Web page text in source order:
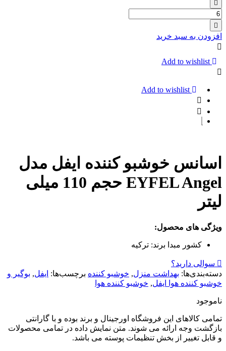
تعداد:
نمک
ماشین
ظرفشویی
فینیش
مدلfinish
Spezial-
وزن
1200
افزودن به سبد خرید
Add to wishlist
Add to wishlist
اسانس خوشبو کننده ایفل مدل
EYFEL Angel حجم 110 میلی
لیتر
ویژگی های محصول:
کشور مبدا برند: ترکیه
سوالی دارید؟
دسته‌بندی‌ها: بهداشت منزل, خوشبو کننده برچسب‌ها: ایفل, بوگیر و
خوشبو کننده هوا ایفل, خوشبو کننده هوا
ناموجود
تمامی کالاهای این فروشگاه اورجینال و برند بوده و با گارانتی
بازگشت وجه ارائه می شوند. متن نمایش داده در تمامی محصولات
و قابل تغییر از بخش تنظیمات پوسته می باشد.